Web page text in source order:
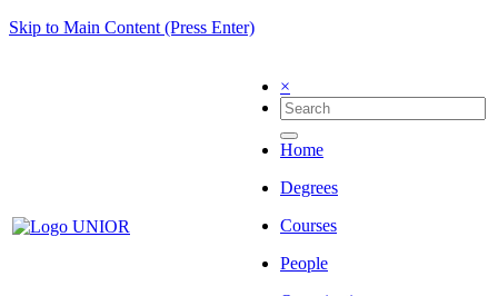
Skip to Main Content (Press Enter)
×
Home
Degrees
Courses
People